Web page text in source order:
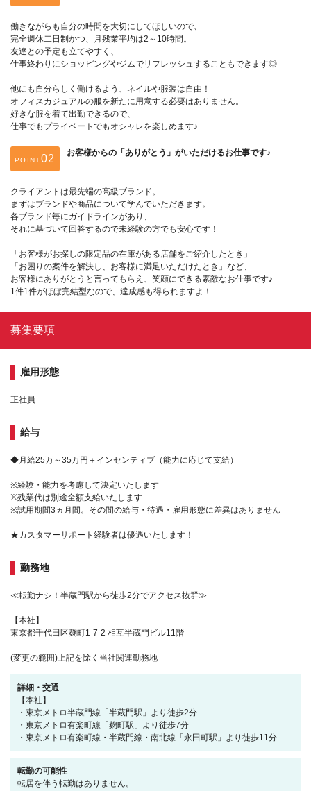
働きながらも自分の時間を大切にしてほしいので、
完全週休二日制かつ、月残業平均は2～10時間。
友達との予定も立てやすく、
仕事終わりにショッピングやジムでリフレッシュすることもできます◎
他にも自分らしく働けるよう、ネイルや服装は自由！
オフィスカジュアルの服を新たに用意する必要はありません。
好きな服を着て出勤できるので、
仕事でもプライベートでもオシャレを楽しめます♪
POINT
お客様からの「ありがとう」がいただけるお仕事です♪
クライアントは最先端の高級ブランド。
まずはブランドや商品について学んでいただきます。
各ブランド毎にガイドラインがあり、
それに基づいて回答するので未経験の方でも安心です！
「お客様がお探しの限定品の在庫がある店舗をご紹介したとき」
「お困りの案件を解決し、お客様に満足いただけたとき」など、
お客様にありがとうと言ってもらえ、笑顔にできる素敵なお仕事です♪
1件1件がほぼ完結型なので、達成感も得られますよ！
募集要項
雇用形態
正社員
給与
◆月給25万～35万円＋インセンティブ（能力に応じて支給）
※経験・能力を考慮して決定いたします
※残業代は別途全額支給いたします
※試用期間3ヵ月間。その間の給与・待遇・雇用形態に差異はありません
★カスタマーサポート経験者は優遇いたします！
勤務地
≪転勤ナシ！半蔵門駅から徒歩2分でアクセス抜群≫
【本社】
東京都千代田区麹町1‐7‐2 相互半蔵門ビル11階
(変更の範囲)上記を除く当社関連勤務地
詳細・交通
【本社】
・東京メトロ半蔵門線「半蔵門駅」より徒歩2分
・東京メトロ有楽町線「麹町駅」より徒歩7分
・東京メトロ有楽町線・半蔵門線・南北線「永田町駅」より徒歩11分
転勤の可能性
転居を伴う転勤はありません。